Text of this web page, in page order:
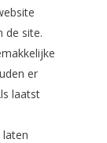
de site.
er
laatst